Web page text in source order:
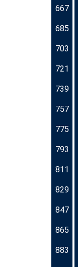
667
685
703
721
739
757
775
793
811
829
847
865
883